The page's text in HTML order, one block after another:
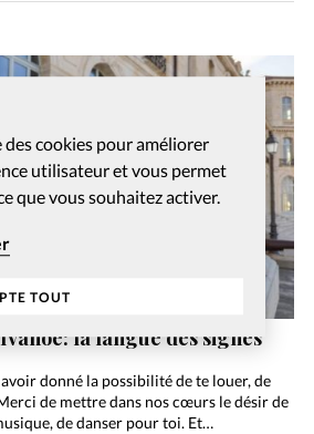
cookies pour améliorer
utilisateur et vous permet
que vous souhaitez activer.
TOUT
la langue des signes
donné la possibilité de te louer, de
de mettre dans nos cœurs le désir de
de danser pour toi. Et…